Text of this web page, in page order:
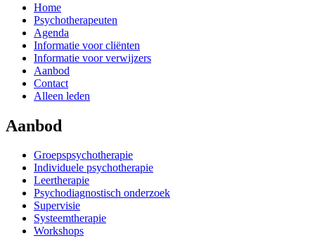
Home
Psychotherapeuten
Agenda
Informatie voor cliënten
Informatie voor verwijzers
Aanbod
Contact
Alleen leden
Aanbod
Groepspsychotherapie
Individuele psychotherapie
Leertherapie
Psychodiagnostisch onderzoek
Supervisie
Systeemtherapie
Workshops